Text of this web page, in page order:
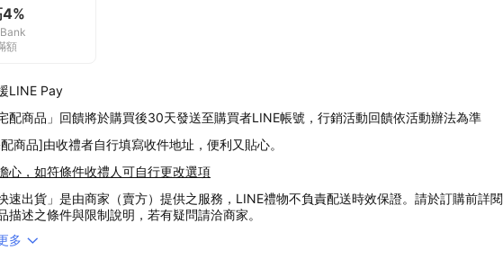
額
LINE Pay
宅配商品」回饋將於購買後30天發送至購買者LINE帳號，行銷活動回饋依活動辦法為準
商品]由收禮者自行填寫收件地址，便利又貼心。
心，如符條件收禮人可自行更改選項
快速出貨」是由商家（賣方）提供之服務，LINE禮物不負責配送時效保證。請於訂購前詳閱
描述之條件與限制說明，若有疑問請洽商家。
多